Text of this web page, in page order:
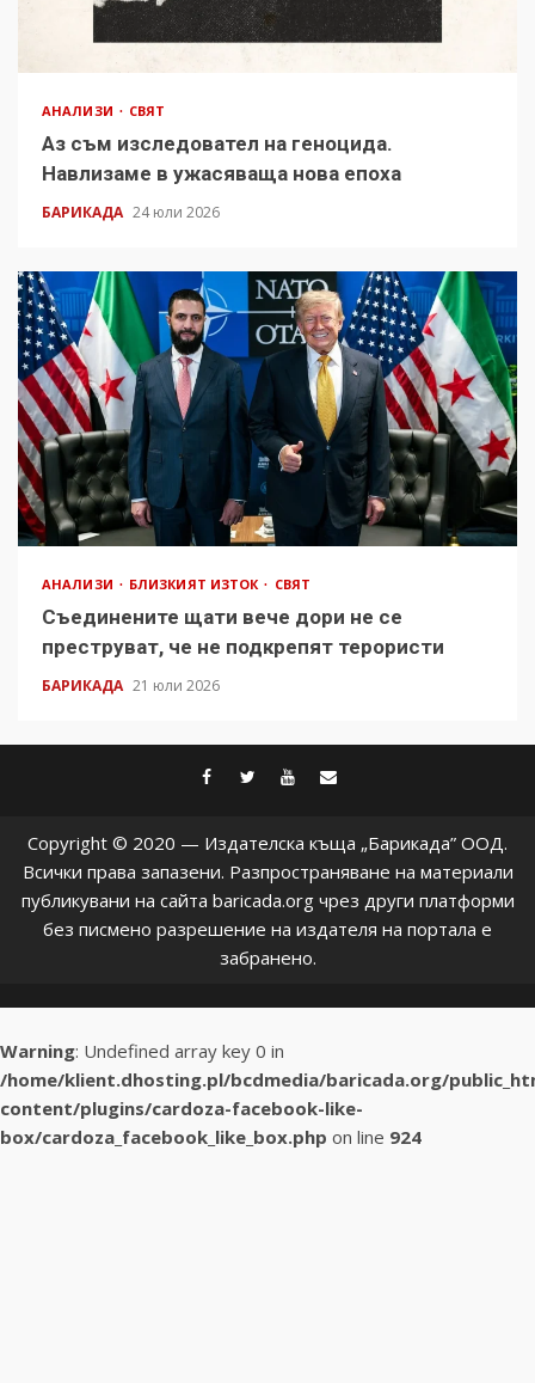
АНАЛИЗИ СВЯТ
Аз съм изследовател на геноцида.
Навлизаме в ужасяваща нова епоха
БАРИКАДА 24 юли 2026
АНАЛИЗИ БЛИЗКИЯТ ИЗТОК СВЯТ
Съединените щати вече дори не се
преструват, че не подкрепят терористи
БАРИКАДА 21 юли 2026
facebook
twitter
youtube
Copyright © 2020 — Издателска къща „Барикада” ООД.
Всички права запазени. Разпространяване на материали
публикувани на сайта baricada.org чрез други платформи
без писмено разрешение на издателя на портала е
забранено.
Warning: Undefined array key 0 in
/home/klient.dhosting.pl/bcdmedia/baricada.org/
content/plugins/cardoza-facebook-like-
box/cardoza_facebook_like_box.php on line 924